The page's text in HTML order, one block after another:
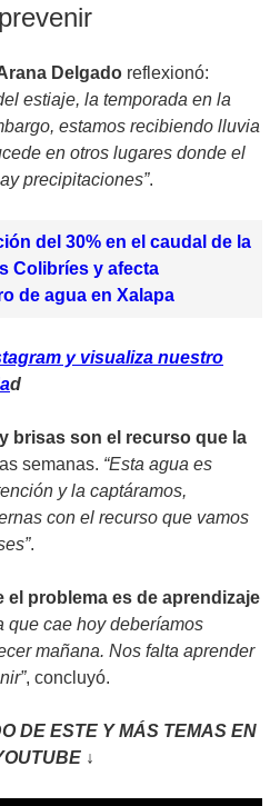
Delgado reflexionó:
estiaje, la temporada en la
estamos recibiendo lluvia
en otros lugares donde el
precipitaciones”.
del 30% en el caudal de la
Colibríes y afecta
de agua en Xalapa
y visualiza nuestro
d
brisas son el recurso que la
semanas. “Esta agua es
y la captáramos,
con el recurso que vamos
.
el problema es de aprendizaje
que cae hoy deberíamos
mañana. Nos falta aprender
, concluyó.
DE ESTE Y MÁS TEMAS EN
↓